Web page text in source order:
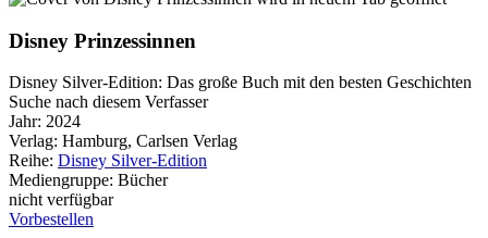
Disney Prinzessinnen
Disney Silver-Edition: Das große Buch mit den besten Geschichten
Suche nach diesem Verfasser
Jahr: 2024
Verlag: Hamburg, Carlsen Verlag
Reihe: Disney Silver-Edition
Mediengruppe: Bücher
nicht verfügbar
Vorbestellen